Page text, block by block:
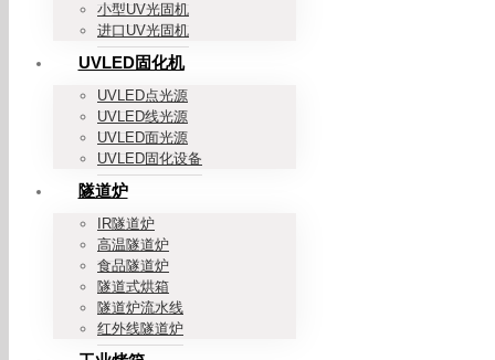
小型UV光固机
进口UV光固机
UVLED固化机
UVLED点光源
UVLED线光源
UVLED面光源
UVLED固化设备
隧道炉
IR隧道炉
高温隧道炉
食品隧道炉
隧道式烘箱
隧道炉流水线
红外线隧道炉